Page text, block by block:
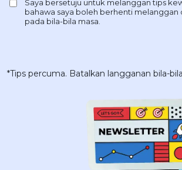
*Tips percuma. Batalkan langganan bila-